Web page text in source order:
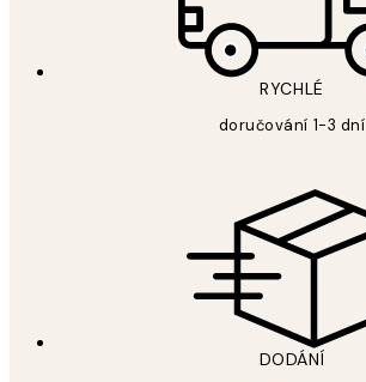
RYCHLÉ
doručování 1-3 dní
DODÁNÍ